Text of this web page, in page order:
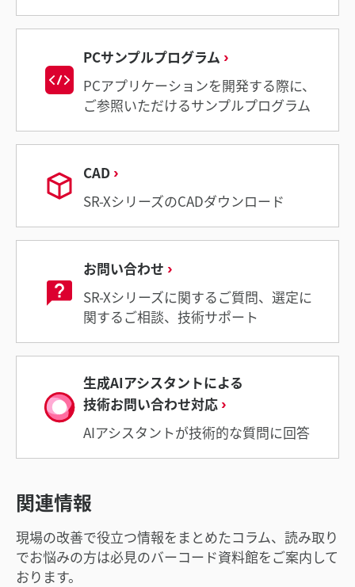
PCサンプルプログラム
PCアプリケーションを開発する際に、
ご参照いただけるサンプルプログラム
CAD
SR-XシリーズのCADダウンロード
お問い合わせ
SR-Xシリーズに関するご質問、選定に
関するご相談、技術サポート
生成AIアシスタントによる
技術お問い合わせ対応
AIアシスタントが技術的な質問に回答
関連情報
現場の改善で役立つ情報をまとめたコラム、読み取り
でお悩みの方は必見のバーコード資料館をご案内して
おります。